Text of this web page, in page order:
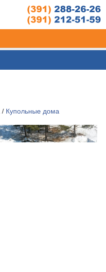
/ Купольные дома